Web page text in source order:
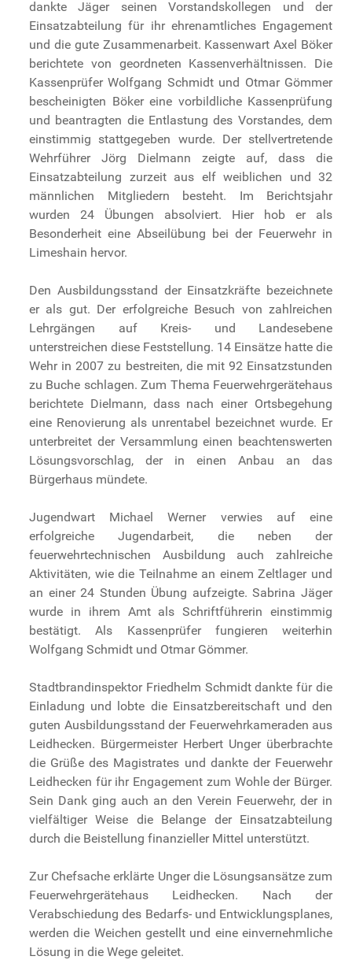
dankte Jäger seinen Vorstandskollegen und der
Einsatzabteilung für ihr ehrenamtliches Engagement
und die gute Zusammenarbeit. Kassenwart Axel Böker
berichtete von geordneten Kassenverhältnissen. Die
Kassenprüfer Wolfgang Schmidt und Otmar Gömmer
bescheinigten Böker eine vorbildliche Kassenprüfung
und beantragten die Entlastung des Vorstandes, dem
einstimmig stattgegeben wurde. Der stellvertretende
Wehrführer Jörg Dielmann zeigte auf, dass die
Einsatzabteilung zurzeit aus elf weiblichen und 32
männlichen Mitgliedern besteht. Im Berichtsjahr
wurden 24 Übungen absolviert. Hier hob er als
Besonderheit eine Abseilübung bei der Feuerwehr in
Limeshain hervor.
Den Ausbildungsstand der Einsatzkräfte bezeichnete
er als gut. Der erfolgreiche Besuch von zahlreichen
Lehrgängen auf Kreis- und Landesebene
unterstreichen diese Feststellung. 14 Einsätze hatte die
Wehr in 2007 zu bestreiten, die mit 92 Einsatzstunden
zu Buche schlagen. Zum Thema Feuerwehrgerätehaus
berichtete Dielmann, dass nach einer Ortsbegehung
eine Renovierung als unrentabel bezeichnet wurde. Er
unterbreitet der Versammlung einen beachtenswerten
Lösungsvorschlag, der in einen Anbau an das
Bürgerhaus mündete.
Jugendwart Michael Werner verwies auf eine
erfolgreiche Jugendarbeit, die neben der
feuerwehrtechnischen Ausbildung auch zahlreiche
Aktivitäten, wie die Teilnahme an einem Zeltlager und
an einer 24 Stunden Übung aufzeigte. Sabrina Jäger
wurde in ihrem Amt als Schriftführerin einstimmig
bestätigt. Als Kassenprüfer fungieren weiterhin
Wolfgang Schmidt und Otmar Gömmer.
Stadtbrandinspektor Friedhelm Schmidt dankte für die
Einladung und lobte die Einsatzbereitschaft und den
guten Ausbildungsstand der Feuerwehrkameraden aus
Leidhecken. Bürgermeister Herbert Unger überbrachte
die Grüße des Magistrates und dankte der Feuerwehr
Leidhecken für ihr Engagement zum Wohle der Bürger.
Sein Dank ging auch an den Verein Feuerwehr, der in
vielfältiger Weise die Belange der Einsatzabteilung
durch die Beistellung finanzieller Mittel unterstützt.
Zur Chefsache erklärte Unger die Lösungsansätze zum
Feuerwehrgerätehaus Leidhecken. Nach der
Verabschiedung des Bedarfs- und Entwicklungsplanes,
werden die Weichen gestellt und eine einvernehmliche
Lösung in die Wege geleitet.